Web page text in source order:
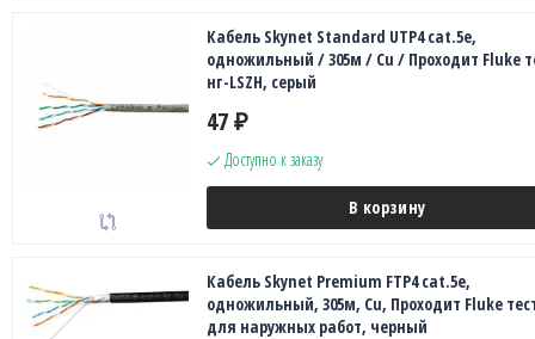
Кабель Skynet Standard UTP4 cat.5е,
одножильный / 305м / Cu / Проходит Fluke
нг-LSZH, серый
47 ₽
Доступно к заказу
В корзину
Кабель Skynet Premium FTP4 cat.5е,
одножильный, 305м, Cu, Проходит Fluke
для наружных работ, черный